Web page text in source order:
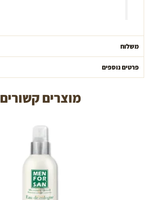
משלוח
פרטים נוספים
מוצרים קשורים